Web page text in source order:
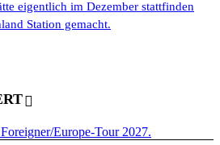
eigentlich im Dezember stattfinden
Station gemacht.